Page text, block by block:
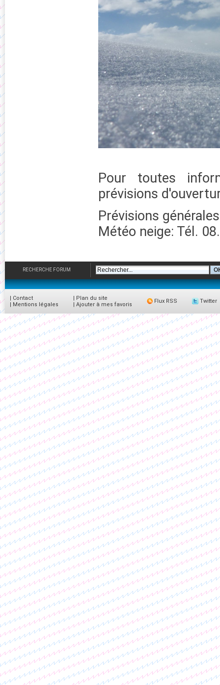
Pour toutes
prévisions
Prévisions
Météo neige: Tél.
RECHERCHE FORUM
| Contact
| Mentions légales
| Plan du site
| Ajouter à mes favoris
Flux RSS Twitter